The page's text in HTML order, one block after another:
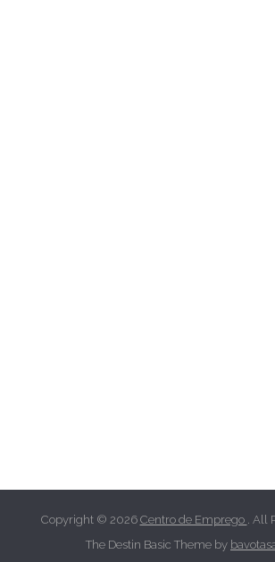
Copyright © 2026 Centro de Emprego
. All
The Destin Basic Theme by